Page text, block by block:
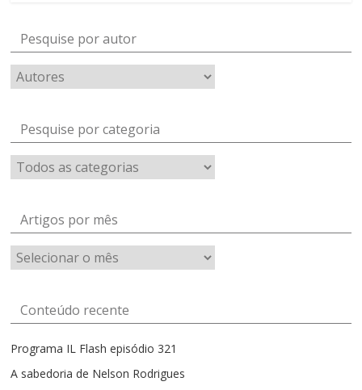
Pesquise por autor
Pesquise por categoria
Artigos por mês
Artigos
por
Conteúdo recente
Programa IL Flash episódio 321
A sabedoria de Nelson Rodrigues